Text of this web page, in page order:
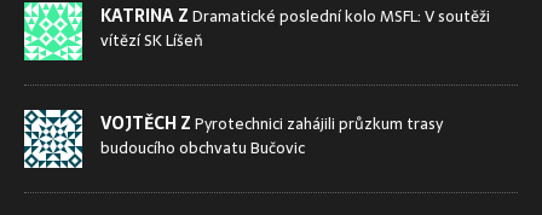
KATRINA ZDramatické poslední kolo MSFL: V soutěži
vítězí SK Líšeň
VOJTĚCH ZPyrotechnici zahájili průzkum trasy
budoucího obchvatu Bučovic